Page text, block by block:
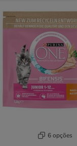
6 opções